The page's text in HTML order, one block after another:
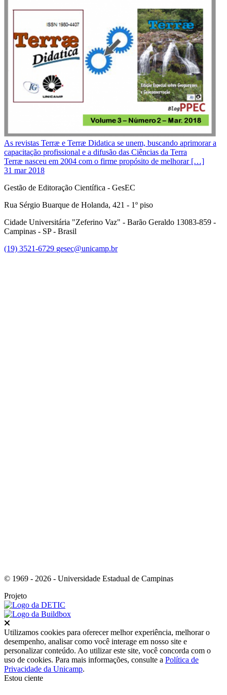
As revistas Terræ e Terræ Didatica se unem, buscando aprimorar a
capacitação profissional e a difusão das Ciências da Terra
Terræ nasceu em 2004 com o firme propósito de melhorar […]
31 mar 2018
Gestão de Editoração Científica - GesEC
Rua Sérgio Buarque de Holanda, 421 - 1º piso
Cidade Universitária "Zeferino Vaz" - Barão Geraldo 13083-859 -
Campinas - SP - Brasil
(19) 3521-6729 gesec@unicamp.br
© 1969 - 2026 - Universidade Estadual de Campinas
Projeto
Utilizamos cookies para oferecer melhor experiência, melhorar o
desempenho, analisar como você interage em nosso site e
personalizar conteúdo. Ao utilizar este site, você concorda com o
uso de cookies. Para mais informações, consulte a Política de
Privacidade da Unicamp.
Estou ciente